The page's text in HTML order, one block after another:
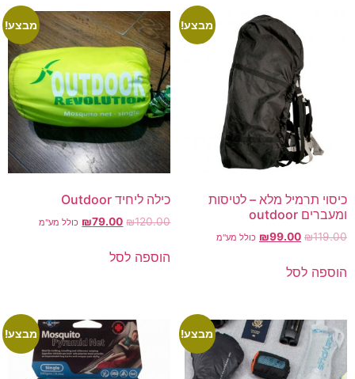
מבצע!
כיסוי תרמיל מלא – לטיסות
ומעברים outdoor
₪119.00
₪99.00 כולל מע"מ
הוספה לסל
מבצע!
כילה ליחיד Outdoor
₪120.00
₪79.00 כולל מע"מ
הוספה לסל
מבצע! מבצע!